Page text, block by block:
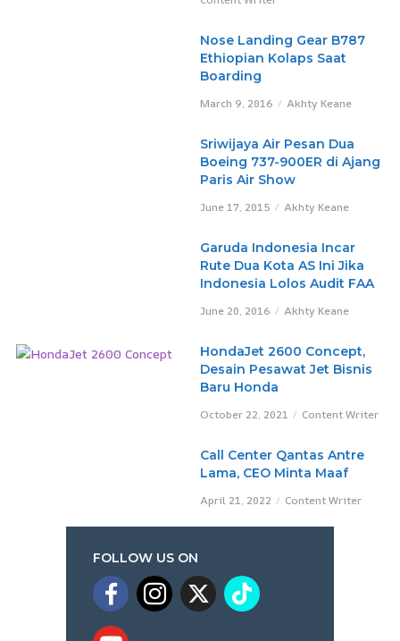
Nose Landing Gear B787
Ethiopian Kolaps Saat
Boarding
March 9, 2016 Akhty Keane
Sriwijaya Air Pesan Dua
Boeing 737-900ER di Ajang
Paris Air Show
June 17, 2015 Akhty Keane
Garuda Indonesia Incar
Rute Dua Kota AS Ini Jika
Indonesia Lolos Audit FAA
June 20, 2016 Akhty Keane
HondaJet 2600 Concept,
Desain Pesawat Jet Bisnis
Baru Honda
October 22, 2021 Content Writer
Call Center Qantas Antre
Lama, CEO Minta Maaf
April 21, 2022 Content Writer
FOLLOW US ON